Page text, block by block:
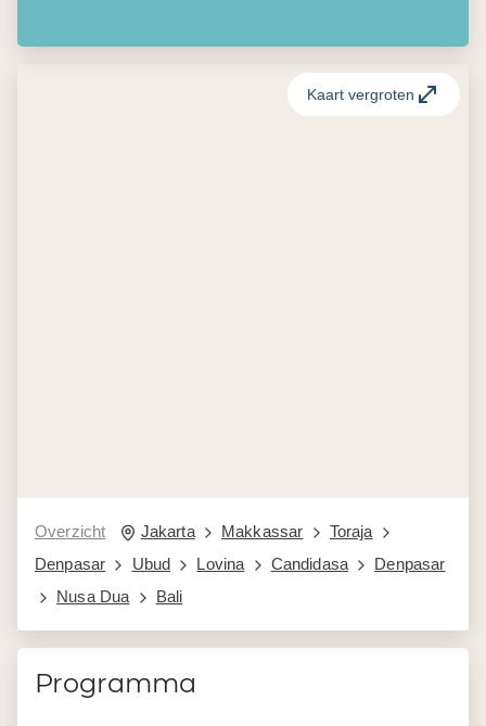
Overzicht Jakarta Makkassar
Toraja
Denpasar
Ubud Lovina Candidasa
Denpasar
Nusa Dua
Bali
Kaart vergroten
Programma